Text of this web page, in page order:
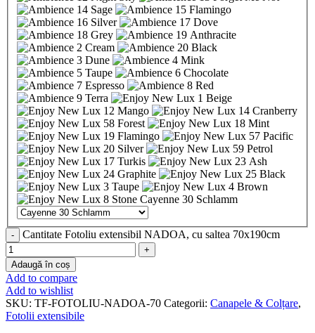
Cayenne 30 Schlamm
Cantitate Fotoliu extensibil NADOA, cu saltea 70x190cm
Adaugă în coș
Add to compare
Add to wishlist
SKU: TF-FOTOLIU-NADOA-70 Categorii: Canapele & Colțare,
Fotolii extensibile